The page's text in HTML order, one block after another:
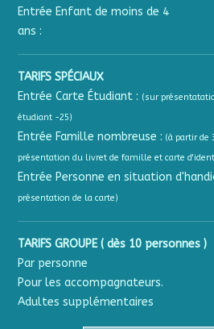
Entrée Enfant de moins de 4
ans :
TARIFS SPÉCIAUX
Entrée Carte Étudiant : (sur
étudiant -25)
Entrée Famille nombreuse : (à partir de
présentation du livret de famille et carte
Entrée Personne en situation
présentation de la carte)
TARIFS GROUPE ( dès 10 personnes )
Par personne
Pour les accompagnateurs.
Adultes supplémentaires